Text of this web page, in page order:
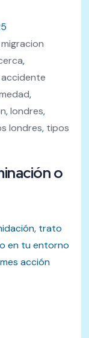
,
accidente
,
,londres,
londres, tipos
o
trato
en tu entorno
acción